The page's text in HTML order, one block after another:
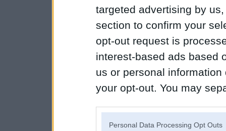
targeted advertising by
section to confirm your
opt-out request is
interest-based ads based
us or personal
your opt-out. You may
Personal Data Processing Opt Outs